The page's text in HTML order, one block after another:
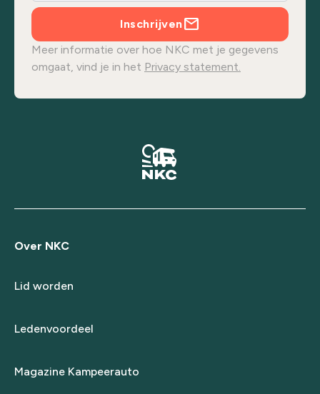
Inschrijven
Meer informatie over hoe NKC met je gegevens
omgaat, vind je in het Privacy statement.
Over NKC
Lid worden
Ledenvoordeel
Magazine Kampeerauto